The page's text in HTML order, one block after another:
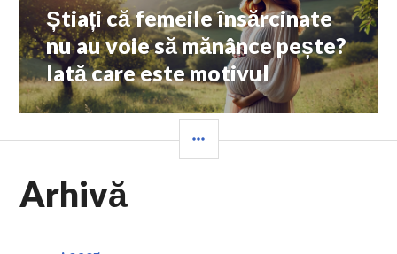
Next
post:
Știați că femeile însărcinate
nu au voie să mănânce pește?
Iată care este motivul
Arhivă